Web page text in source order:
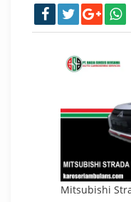
Mitsubishi